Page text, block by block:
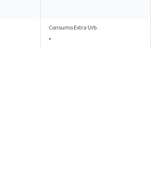
Consumo Extra Urb.
-